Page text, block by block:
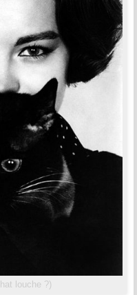
louche ?)